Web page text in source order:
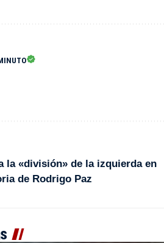
la «división» de la izquierda en
de Rodrigo Paz